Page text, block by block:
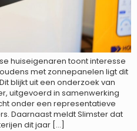
huiseigenaren toont interesse
met zonnepanelen ligt dit
blijkt uit een onderzoek van
uitgevoerd in samenwerking
onder een representatieve
Daarnaast meldt Slimster dat
dit jaar […]